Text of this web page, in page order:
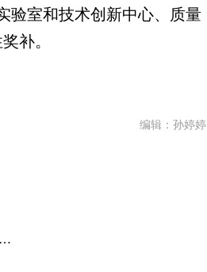
验室和技术创新中心、质量
补。
编辑：孙婷婷
（聚焦“十四五” 展现新担当）山东“十四五”体育事业多点开花